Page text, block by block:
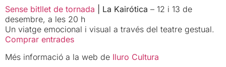
Sense bitllet de tornada | La Kairótica – 12 i 13 de
desembre, a les 20 h
Un viatge emocional i visual a través del teatre gestual.
Comprar entrades
Més informació a la web de Iluro Cultura